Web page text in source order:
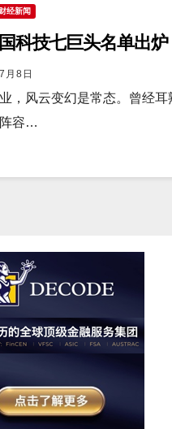
财经新闻
科技七巨头名单出炉
月8日
，风云变幻是常态。曾经
容…